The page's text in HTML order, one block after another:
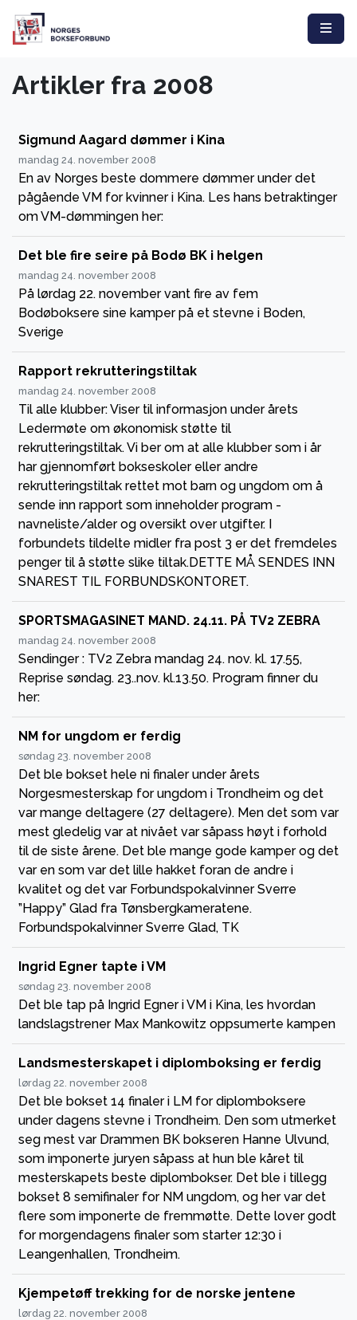
Artikler fra 2008
Sigmund Aagard dømmer i Kina
mandag 24. november 2008
En av Norges beste dommere dømmer under det
pågående VM for kvinner i Kina. Les hans betraktinger
om VM-dømmingen her:
Det ble fire seire på Bodø BK i helgen
mandag 24. november 2008
På lørdag 22. november vant fire av fem
Bodøboksere sine kamper på et stevne i Boden,
Sverige
Rapport rekrutteringstiltak
mandag 24. november 2008
Til alle klubber: Viser til informasjon under årets
Ledermøte om økonomisk støtte til
rekrutteringstiltak. Vi ber om at alle klubber som i år
har gjennomført bokseskoler eller andre
rekrutteringstiltak rettet mot barn og ungdom om å
sende inn rapport som inneholder program -
navneliste/alder og oversikt over utgifter. I
forbundets tildelte midler fra post 3 er det fremdeles
penger til å støtte slike tiltak.DETTE MÅ SENDES INN
SNAREST TIL FORBUNDSKONTORET.
SPORTSMAGASINET MAND. 24.11. PÅ TV2 ZEBRA
mandag 24. november 2008
Sendinger : TV2 Zebra mandag 24. nov. kl. 17.55,
Reprise søndag. 23..nov. kl.13.50. Program finner du
her:
NM for ungdom er ferdig
søndag 23. november 2008
Det ble bokset hele ni finaler under årets
Norgesmesterskap for ungdom i Trondheim og det
var mange deltagere (27 deltagere). Men det som var
mest gledelig var at nivået var såpass høyt i forhold
til de siste årene. Det ble mange gode kamper og det
var en som var det lille hakket foran de andre i
kvalitet og det var Forbundspokalvinner Sverre
”Happy” Glad fra Tønsbergkameratene.
Forbundspokalvinner Sverre Glad, TK
Ingrid Egner tapte i VM
søndag 23. november 2008
Det ble tap på Ingrid Egner i VM i Kina, les hvordan
landslagstrener Max Mankowitz oppsumerte kampen
Landsmesterskapet i diplomboksing er ferdig
lørdag 22. november 2008
Det ble bokset 14 finaler i LM for diplomboksere
under dagens stevne i Trondheim. Den som utmerket
seg mest var Drammen BK bokseren Hanne Ulvund,
som imponerte juryen såpass at hun ble kåret til
mesterskapets beste diplombokser. Det ble i tillegg
bokset 8 semifinaler for NM ungdom, og her var det
flere som imponerte de fremmøtte. Dette lover godt
for morgendagens finaler som starter 12:30 i
Leangenhallen, Trondheim.
Kjempetøff trekking for de norske jentene
lørdag 22. november 2008